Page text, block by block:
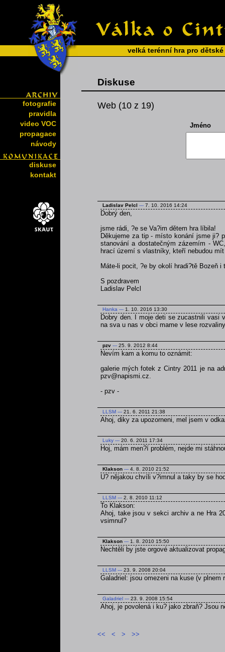
velká terénní hra pro
fotografie
pravidla
video VOC
propagace
návody
diskuse
kontakt
Diskuse
Web (10 z 19)
Jméno
Ladislav Pelcl --- 7. 10. 2016 14:24
Dobrý den,
jsme rádi, ?e se Va?im dětem hra líbila!
Děkujeme za tip - místo konání jsme ji?
stanování a dostatečným zázemím -
hrací území s vlastníky, kteří nebudou
Máte-li pocit, ?e by okolí hradi?tě Bozeň
S pozdravem
Ladislav Pelcl
Hanka --- 1. 10. 2016 13:30
Dobry den. I moje deti se zucastnili vasi
na sva u nas v obci mame v lese
pzv --- 25. 9. 2012 8:44
Nevím kam a komu to oznámit:
galerie mých fotek z Cintry 2011 je na
pzv@napismi.cz.
- pzv -
LLSM --- 21. 6. 2011 21:38
Ahoj, diky za upozorneni, mel jsem v
Luky --- 20. 6. 2011 17:34
Hoj, mám men?í problém, nejde mi
Klakson --- 4. 8. 2010 21:52
U? nějakou chvíli v?imnul a taky by se
LLSM --- 2. 8. 2010 11:12
To Klakson:
Ahoj, take jsou v sekci archiv a ne Hra
vsimnul?
Klakson --- 1. 8. 2010 15:50
Nechtěli by jste orgové aktualizovat
LLSM --- 23. 9. 2008 20:04
Galadriel: jsou omezeni na kuse (v plnem
Galadriel --- 23. 9. 2008 15:54
Ahoj, je povolená i ku? jako zbraň? Jsou
<< < > >>